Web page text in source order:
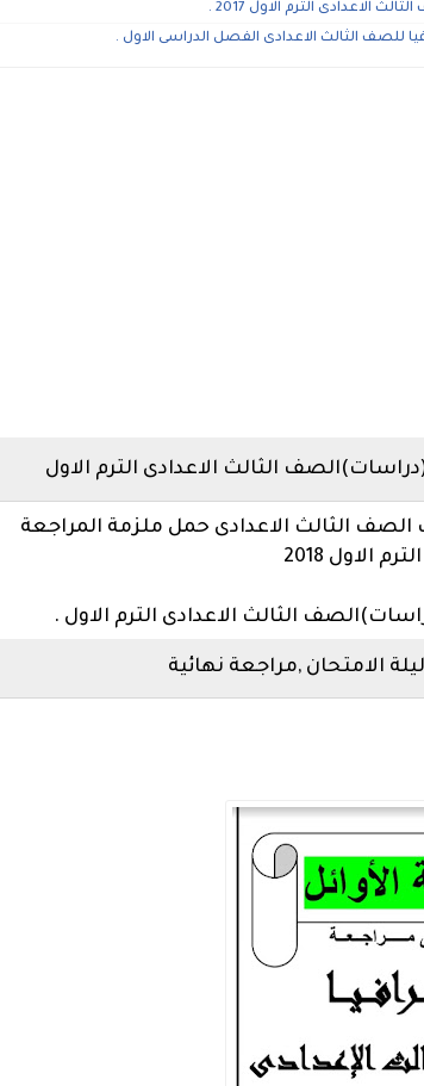
الاعدادى الترم الاول 2017 .
للصف الثالث الاعدادى الفصل الدراسى الاول .
الثالث الاعدادى الترم الاول
الثالث الاعدادى حمل ملزمة المراجعة
الاول 2018
الثالث الاعدادى الترم الاول .